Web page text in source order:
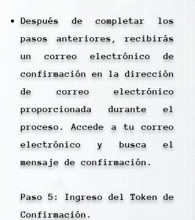
Después de completar los
pasos anteriores, recibirás
un correo electrónico de
confirmación en la dirección
de correo electrónico
proporcionada durante el
proceso. Accede a tu correo
electrónico y busca el
mensaje de confirmación.
Paso 5: Ingreso del Token de
Confirmación.